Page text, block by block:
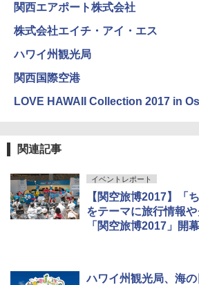
秒）射程5～10m 安
付き ヒグマ・イノシ
着替えテント トイレ
通気窓付き】収納袋
コンパクト
関西エアポート株式会社
株式会社エイチ・アイ・エス
ハワイ州観光局
関西国際空港
LOVE HAWAII Collection 2017 in
関連記事
イベントレポート
【関空旅博2017】「
をテーマに旅行情報
「関空旅博2017」開幕
ハワイ州観光局、海